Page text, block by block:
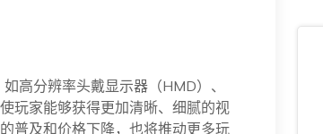
高分辨率头戴显示器（HMD）、
玩家能够获得更加清晰、细腻的视
普及和价格下降，也将推动更多玩